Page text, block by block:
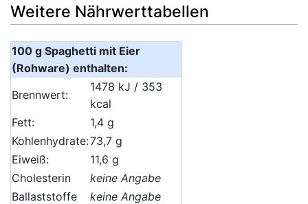
Weitere Nährwerttabellen
100 g Spaghetti mit Eier
(Rohware) enthalten:
Brennwert:
1478 kJ / 353
kcal
Fett:
1,4 g
Kohlenhydrate:73,7 g
Eiweiß:
11,6 g
Cholesterin
keine Angabe
Ballaststoffe
keine Angabe